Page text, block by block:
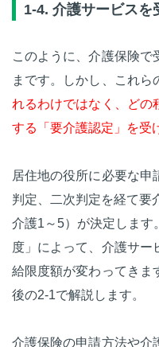
1-4. 介護サービスを
このように、介護保険で
まです。しかし、これら
れるわけではなく、どの
する「要介護認定」を受
居住地の役所に必要な申
判定、二次判定を経て要
介護1～5）が決定します
度」によって、介護サー
給限度額が変わってきま
後の2-1で解説します。
介護保険の申請方法や介